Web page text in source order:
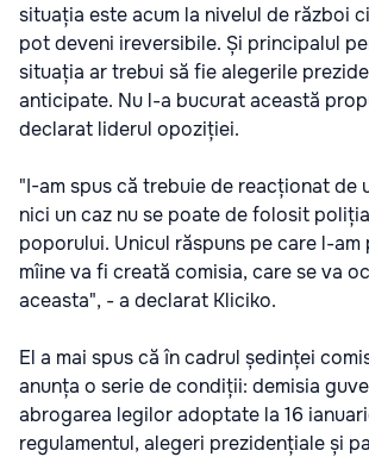
situația este acum la nivelul de război
pot deveni ireversibile. Și principalul
situația ar trebui să fie alegerile
anticipate. Nu l-a bucurat această
declarat liderul opoziției.
"I-am spus că trebuie de reacționat de
nici un caz nu se poate de folosit
poporului. Unicul răspuns pe care l-am
mîine va fi creată comisia, care se va
aceasta", - a declarat Kliciko.
El a mai spus că în cadrul ședinței
anunța o serie de condiții: demisia
abrogarea legilor adoptate la 16
regulamentul, alegeri prezidențiale și